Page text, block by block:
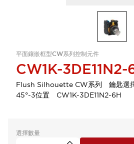
平面鑲嵌框型CW系列控制元件
CW1K-3DE11N2-
Flush Silhouette CW系列 鑰匙選
45°-3位置 CW1K-3DE11N2-6H
選擇數量